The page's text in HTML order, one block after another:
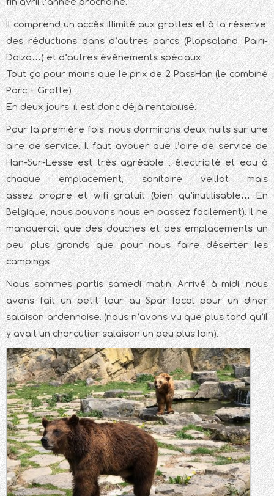
Il comprend un accès illimité aux grottes et à la réserve,
des réductions dans d’autres parcs (Plopsaland, Pairi-
Daiza…) et d’autres évènements spéciaux.
Tout ça pour moins que le prix de 2 PassHan (le combiné
Parc + Grotte)
En deux jours, il est donc déjà rentabilisé.
Pour la première fois, nous dormirons deux nuits sur une
aire de service. Il faut avouer que l’aire de service de
Han-Sur-Lesse est très agréable : électricité et eau à
chaque emplacement, sanitaire veillot mais
assez propre et wifi gratuit (bien qu’inutilisable… En
Belgique, nous pouvons nous en passez facilement). Il ne
manquerait que des douches et des emplacements un
peu plus grands que pour nous faire déserter les
campings.
Nous sommes partis samedi matin. Arrivé à midi, nous
avons fait un petit tour au Spar local pour un diner
salaison ardennaise. (nous n’avons vu que plus tard qu’il
y avait un charcutier salaison un peu plus loin).